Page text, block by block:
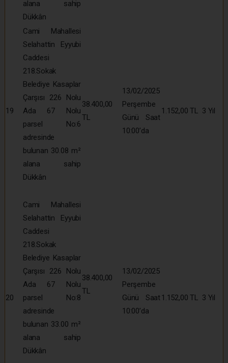
alana sahip
Dükkân
19
Cami Mahallesi
Selahattin Eyyubi
Caddesi
218.Sokak
Belediye Kasaplar
Çarşısı 226 Nolu
Ada 67 Nolu
parsel No:6
adresinde
bulunan 30.08 m²
alana sahip
Dükkân
38.400,00
TL
13/02/2025
Perşembe
Günü Saat
10:00’da
1.152,00 TL 3 Yıl
20
Cami Mahallesi
Selahattin Eyyubi
Caddesi
218.Sokak
Belediye Kasaplar
Çarşısı 226 Nolu
Ada 67 Nolu
parsel No:8
adresinde
bulunan 33.00 m²
alana sahip
Dükkân
38.400,00
TL
13/02/2025
Perşembe
Günü Saat
10:00’da
1.152,00 TL 3 Yıl